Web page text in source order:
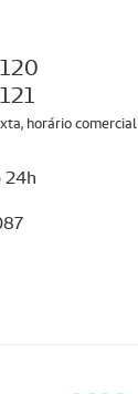
horário comercial
24h